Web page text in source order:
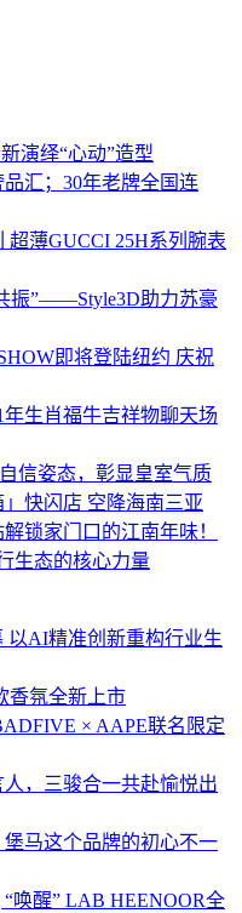
演绎“心动”造型
汇；30年老牌全国连
薄GUCCI 25H系列腕表
振”——Style3D助力苏豪
即将登陆纽约 庆祝
生肖福牛吉祥物聊天场
信姿态，彰显皇室气质
快闪店 空降海南三亚
锁家门口的江南年味！
生态的核心力量
以AI精准创新重构行业生
香氛全新上市
× AAPE联名限定
，三骏合一共赴愉悦出
马这个品牌的初心不一
唤醒” LAB HEENOOR全